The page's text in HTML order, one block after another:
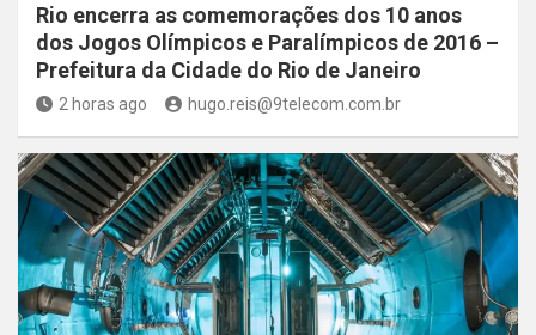
Rio encerra as comemorações dos 10 anos
dos Jogos Olímpicos e Paralímpicos de 2016 –
Prefeitura da Cidade do Rio de Janeiro
2 horas ago hugo.reis@9telecom.com.br